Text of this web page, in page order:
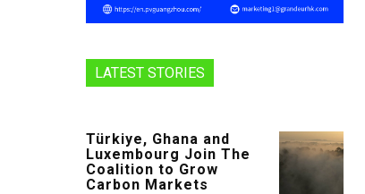
LATEST STORIES
Türkiye, Ghana and
Luxembourg Join The
Coalition to Grow
Carbon Markets